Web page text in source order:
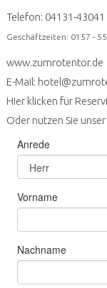
Telefon: 04131-
Geschäftzeiten: 0157 -
www.zumrotentor.de
E-Mail:
Hier klicken für
Oder nutzen Sie